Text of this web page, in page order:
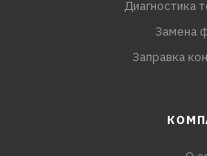
Диагностика
Замена
Заправка